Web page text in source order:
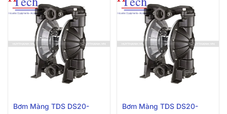
Bơm Màng TDS DS20-
Bơm Màng TDS DS20-